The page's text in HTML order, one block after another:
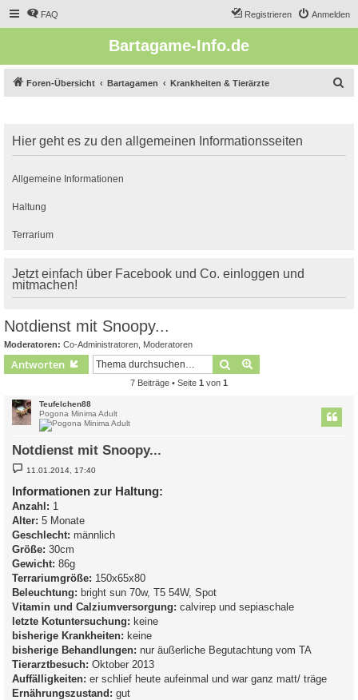
FAQ Anmelden
Registrieren
Bartagame-Info.de
Foren-Übersicht Bartagamen Krankheiten & Tierärzte
e
Hier geht es zu den allgemeinen Informationsseiten
Allgemeine Informationen
Haltung
Terrarium
Jetzt einfach über Facebook und Co. einloggen und
mitmachen!
Notdienst mit Snoopy...
Moderatoren: Co-Administratoren Moderatoren
Antworten Suche
7 Beiträge • Seite 1 von 1
Teufelchen88
Pogona Minima Adult
Notdienst mit Snoopy...
B
e
i
t
r
g
11.01.2014, 17:40
Informationen zur Haltung:
Anzahl: 1
Alter: 5 Monate
Geschlecht: männlich
Größe: 30cm
Gewicht: 86g
Terrariumgröße: 150x65x80
Beleuchtung: bright sun 70w, T5 54W, Spot
Vitamin und Calziumversorgung: calvirep und sepiaschale
letzte Kotuntersuchung: keine
bisherige Krankheiten: keine
bisherige Behandlungen: nur äußerliche Begutachtung vom TA
Tierarztbesuch: Oktober 2013
Auffälligkeiten: er schlief heute aufeinmal und war ganz matt/ träge
Ernährungszustand: gut